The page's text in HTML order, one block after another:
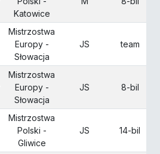
Katowice
Mistrzostwa
Europy -
Słowacja
JS team
Mistrzostwa
Europy -
Słowacja
JS 8-bil
Mistrzostwa
Polski -
Gliwice
JS 14-bil